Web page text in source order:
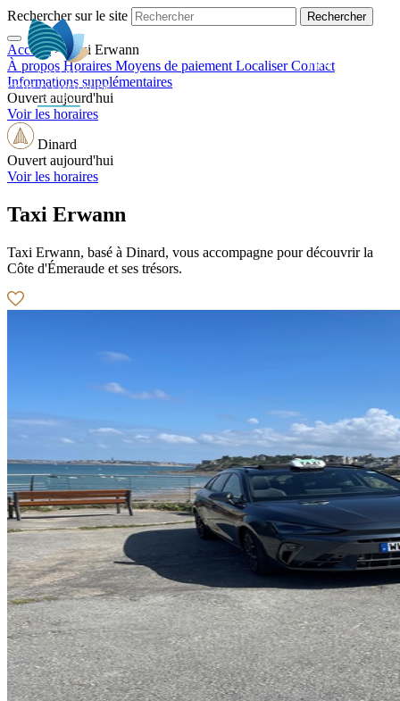
Rechercher sur le site
FR
Accueil>Taxi Erwann
À propos Horaires Moyens de paiement Localiser Contact
Informations supplémentaires
Ouvert aujourd'hui
Voir les horaires
Dinard
Ouvert aujourd'hui
Voir les horaires
Taxi Erwann
Taxi Erwann, basé à Dinard, vous accompagne pour découvrir la
Côte d'Émeraude et ses trésors.